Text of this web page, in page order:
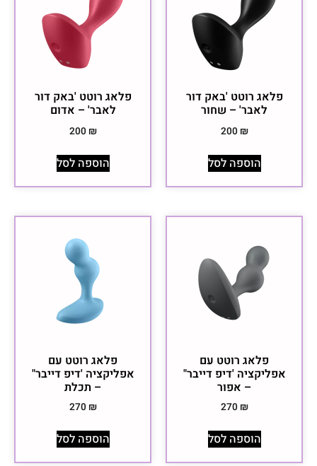
פלאג רוטט 'באק דור
לאבר' – שחור
200 ₪
הוספה לסל
פלאג רוטט 'באק דור
לאבר' – אדום
200 ₪
הוספה לסל
פלאג רוטט עם
אפליקציה 'דיפ דייבר"
– אפור
270 ₪
הוספה לסל
פלאג רוטט עם
אפליקציה 'דיפ דייבר"
– תכלת
270 ₪
הוספה לסל